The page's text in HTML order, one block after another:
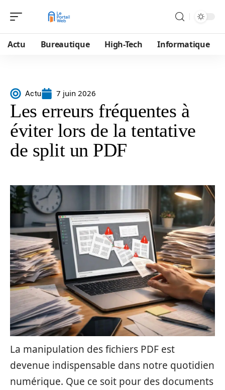
Actu Bureautique High-Tech Informatique
Actu 7 juin 2026
Les erreurs fréquentes à
éviter lors de la tentative
de split un PDF
La manipulation des fichiers PDF est
devenue indispensable dans notre quotidien
numérique. Que ce soit pour des documents